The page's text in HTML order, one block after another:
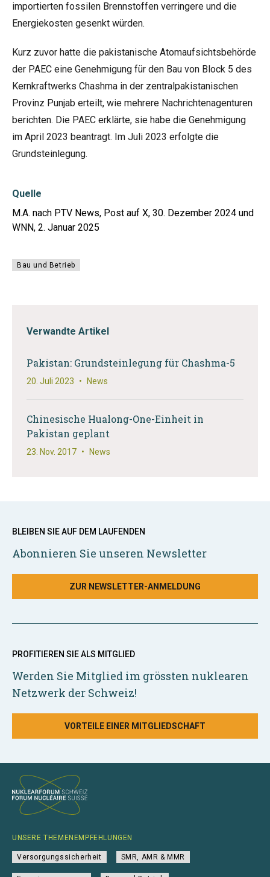
importierten fossilen Brennstoffen verringere und die
Energiekosten gesenkt würden.
Kurz zuvor hatte die pakistanische Atomaufsichtsbehörde
der PAEC eine Genehmigung für den Bau von Block 5 des
Kernkraftwerks Chashma in der zentralpakistanischen
Provinz Punjab erteilt, wie mehrere Nachrichtenagenturen
berichten. Die PAEC erklärte, sie habe die Genehmigung
im April 2023 beantragt. Im Juli 2023 erfolgte die
Grundsteinlegung.
Quelle
M.A. nach PTV News, Post auf X, 30. Dezember 2024 und
WNN, 2. Januar 2025
Bau und Betrieb
Verwandte Artikel
Pakistan: Grundsteinlegung für Chashma-5
20. Juli 2023 • News
Chinesische Hualong-One-Einheit in
Pakistan geplant
23. Nov. 2017 • News
BLEIBEN SIE AUF DEM LAUFENDEN
Abonnieren Sie unseren Newsletter
ZUR NEWSLETTER-ANMELDUNG
PROFITIEREN SIE ALS MITGLIED
Werden Sie Mitglied im grössten nuklearen
Netzwerk der Schweiz!
VORTEILE EINER MITGLIEDSCHAFT
UNSERE THEMENEMPFEHLUNGEN
Versorgungssicherheit SMR, AMR & MMR